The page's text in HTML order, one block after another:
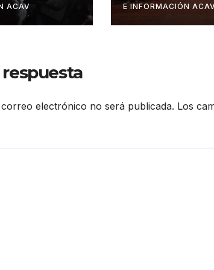
del
ACAV
Producción
Manejo de
E INFORMACIÓN ACAV
electrónico no será publicada. Los